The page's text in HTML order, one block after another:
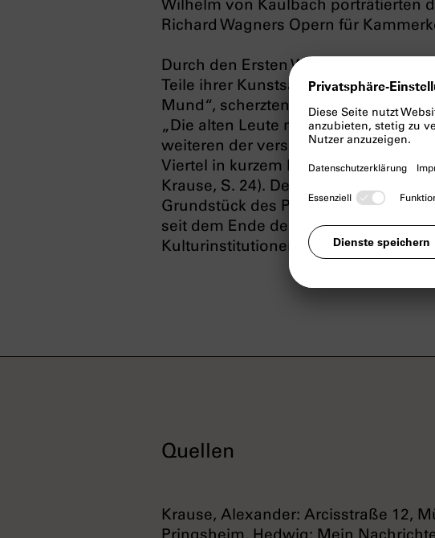
Wilhelm von Kaulbach porträtierten
Richard Wagners Opern für
Durch den Ersten Weltkrieg und die
Teile ihrer Kunstsammlung und
Mund“, scherzten die Pringsheims.
„Die alten Leute müssen hinaus,
weiteren der verschwenderischen
Viertel in kurzem bestehen soll“,
Krause, S. 24). Der ehemalige
Grundstück des Palais Pringsheim
seit dem Ende der 1940er-Jahre das
Kulturinstitutionen.
Quellen
Krause, Alexander: Arcisstraße 12,